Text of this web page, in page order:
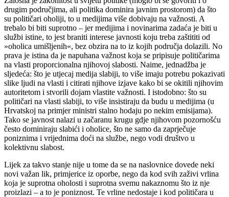
drugim područjima, ali politika dominira javnim prostorom) da što
su političari oholiji, to u medijima više dobivaju na važnosti. A
trebalo bi biti suprotno – jer medijima i novinarima zadaća je biti u
službi istine, to jest braniti interese javnosti koju treba zaštititi od
»oholica umišljenih«, bez obzira na to iz kojih područja dolazili. No
prava je istina da je napuhana važnost koja se pripisuje političarima
na vlasti proporcionalna njihovoj slabosti. Naime, jednadžba je
sljedeća: što je utjecaj medija slabiji, to više imaju potrebu pokazivati
slike ljudi na vlasti i citirati njihove izjave kako bi se okitili njihovim
autoritetom i stvorili dojam vlastite važnosti. I istodobno: što su
političari na vlasti slabiji, to više insistiraju da budu u medijima (u
Hrvatskoj na primjer ministri stalno hodaju po nekim emisijama).
Tako se javnost nalazi u začaranu krugu gdje njihovom pozornošću
često dominiraju slabići i oholice, što ne samo da zaprječuje
poniznima i vrijednima doći na službe, nego vodi društvo u
kolektivnu slabost.
Lijek za takvo stanje nije u tome da se na naslovnice dovede neki
novi važan lik, primjerice iz oporbe, nego da kod svih zaživi vrlina
koja je suprotna oholosti i suprotna svemu nakaznomu što iz nje
proizlazi – a to je poniznost. Te vrline nedostaje i kod političara u